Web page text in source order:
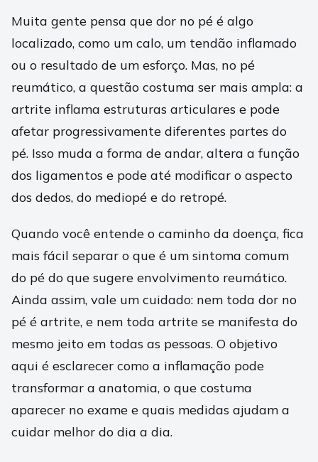
Muita gente pensa que dor no pé é algo
localizado, como um calo, um tendão inflamado
ou o resultado de um esforço. Mas, no pé
reumático, a questão costuma ser mais ampla: a
artrite inflama estruturas articulares e pode
afetar progressivamente diferentes partes do
pé. Isso muda a forma de andar, altera a função
dos ligamentos e pode até modificar o aspecto
dos dedos, do mediopé e do retropé.
Quando você entende o caminho da doença, fica
mais fácil separar o que é um sintoma comum
do pé do que sugere envolvimento reumático.
Ainda assim, vale um cuidado: nem toda dor no
pé é artrite, e nem toda artrite se manifesta do
mesmo jeito em todas as pessoas. O objetivo
aqui é esclarecer como a inflamação pode
transformar a anatomia, o que costuma
aparecer no exame e quais medidas ajudam a
cuidar melhor do dia a dia.